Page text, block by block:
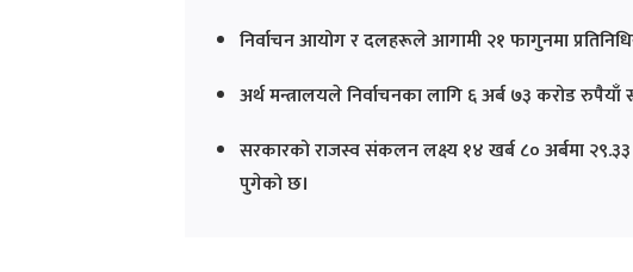
निर्वाचन आयोग र दलहरूले आगामी २१ फागुनमा
अर्थ मन्त्रालयले निर्वाचनका लागि ६ अर्ब ७३ करोड रुपैयाँ
सरकारको राजस्व संकलन लक्ष्य १४ खर्ब ८० अर्बमा
पुगेको छ।